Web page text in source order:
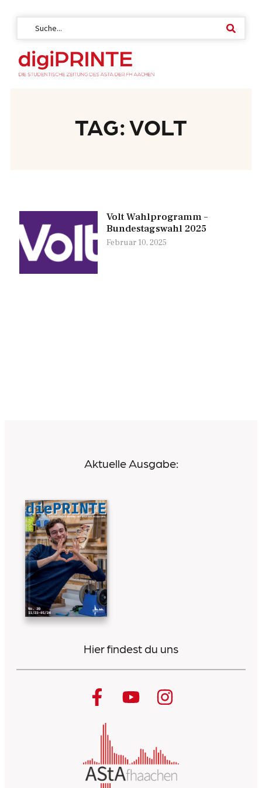
TAG: VOLT
Volt Wahlprogramm –
Bundestagswahl 2025
Februar 10, 2025
Aktuelle Ausgabe:
Hier findest du uns